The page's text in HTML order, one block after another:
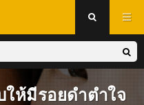
ห้มีรอยดำตำใจ